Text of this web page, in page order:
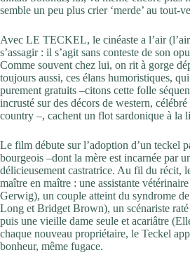
semble un peu plus crier ‘merde’ au tout-
Avec LE TECKEL, le cinéaste a l’air
s’assagir : il s’agit sans conteste de son
Comme souvent chez lui, on rit à gorge
toujours aussi, ces élans humoristiques,
purement gratuits –citons cette folle
incrusté sur des décors de western,
country –, cachent un flot sardonique à la
Le film débute sur l’adoption d’un teckel
bourgeois –dont la mère est incarnée par
délicieusement castratrice. Au fil du récit,
maître en maître : une assistante
Gerwig), un couple atteint du syndrome
Long et Bridget Brown), un scénariste
puis une vieille dame seule et acariâtre
chaque nouveau propriétaire, le Teckel
bonheur, même fugace.